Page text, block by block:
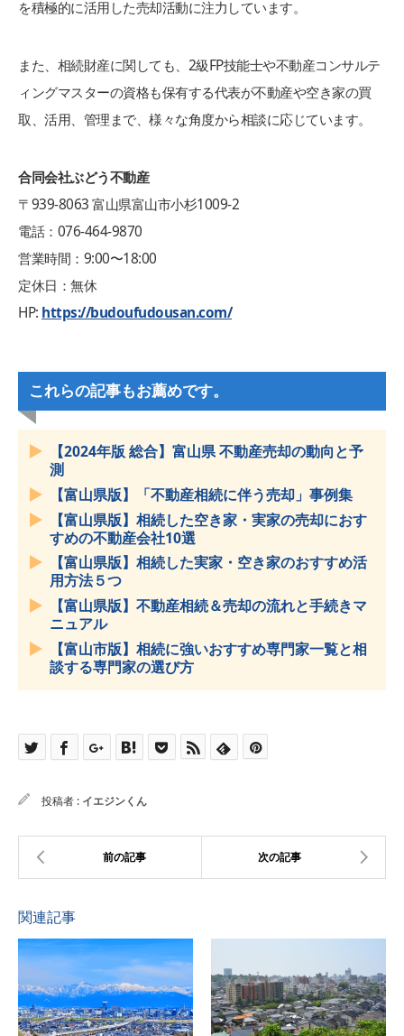
を積極的に活用した売却活動に注力しています。
また、相続財産に関しても、2級FP技能士や不動産コンサルテ
ィングマスターの資格も保有する代表が不動産や空き家の買
取、活用、管理まで、様々な角度から相談に応じています。
合同会社ぶどう不動産
〒939-8063 富山県富山市小杉1009-2
電話：076-464-9870
営業時間：9:00〜18:00
定休日：無休
HP: https://budoufudousan.com/
これらの記事もお薦めです。
【2024年版 総合】富山県 不動産売却の動向と予
測
【富山県版】「不動産相続に伴う売却」事例集
【富山県版】相続した空き家・実家の売却におす
すめの不動産会社10選
【富山県版】相続した実家・空き家のおすすめ活
用方法５つ
【富山県版】不動産相続＆売却の流れと手続きマ
ニュアル
【富山市版】相続に強いおすすめ専門家一覧と相
談する専門家の選び方
投稿者 : イエジンくん
関連記事